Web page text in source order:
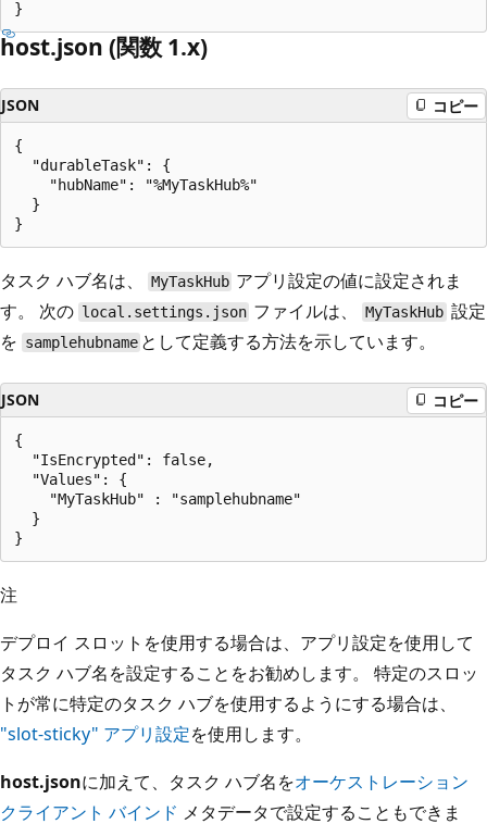
host.json (関数 1.x)
JSON コピー
{
  "durableTask": {
    "hubName": "%MyTaskHub%"
  }
タスク ハブ名は、 MyTaskHub アプリ設定の値に設定されま
す。 次の local.settings.json ファイルは、 MyTaskHub 設定
を samplehubname として定義する方法を示しています。
JSON コピー
{
  "IsEncrypted": false,
  "Values": {
    "MyTaskHub" : "samplehubname"
  }
注
デプロイ スロットを使用する場合は、アプリ設定を使用して
タスク ハブ名を設定することをお勧めします。 特定のスロッ
トが常に特定のタスク ハブを使用するようにする場合は、
"slot-sticky" アプリ設定を使用します。
host.jsonに加えて、タスク ハブ名をオーケストレーション
クライアント バインド メタデータで設定することもできま